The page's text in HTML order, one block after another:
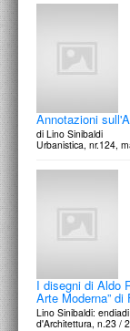
Annotazioni
di Lino Sinibaldi
Urbanistica, nr.124,
I disegni di Aldo
Arte Moderna”
Lino Sinibaldi:
d'Architettura, n.23 /